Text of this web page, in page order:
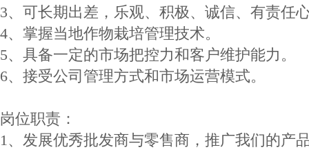
3、可长期出差，乐观、积极、诚信、有责任
4、掌握当地作物栽培管理技术。
5、具备一定的市场把控力和客户维护能力。
6、接受公司管理方式和市场运营模式。
岗位职责：
1、发展优秀批发商与零售商，推广我们的产